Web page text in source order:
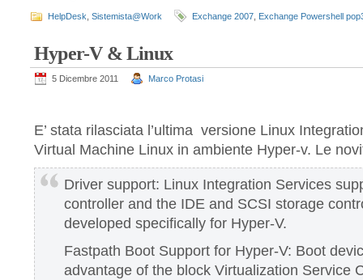
HelpDesk Sistemista@Work Exchange 2007 Exchange Powershell
Hyper-V & Linux
5 Dicembre 2011 Marco Protasi
E’ stata rilasciata l’ultima versione Linux
Virtual Machine Linux in ambiente Hyper-v. Le
Driver support: Linux Integration Services
controller and the IDE and SCSI storage
developed specifically for Hyper-V.
Fastpath Boot Support for Hyper-V: Boot
advantage of the block Virtualization Service